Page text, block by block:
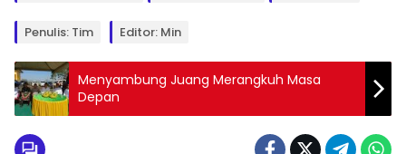
Penulis: Tim Editor: Min
Menyambung Juang Merangkuh Masa
Depan